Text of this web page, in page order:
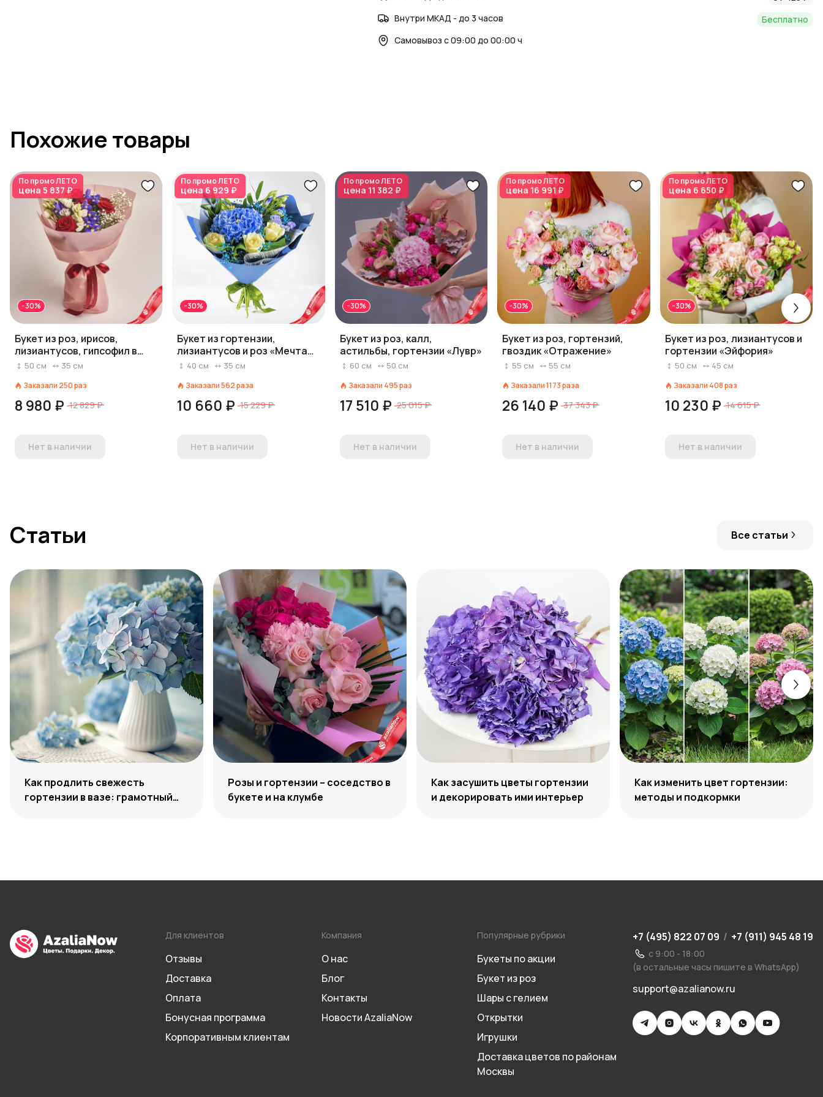
Внутри МКАД - до 3 часов
Бесплатно
Самовывоз с 09:00 до 00:00 ч
Похожие товары
По промоЛЕТО
цена 5 837 ₽
-30%
Букет из роз, ирисов,
лизиантусов, гипсофил в
кремовой бумаге
50 см 35 см
Заказали 250раз
8 980 ₽ 12 829 ₽
Нет в наличии
По промоЛЕТО
цена 6 929 ₽
-30%
Букет из гортензии,
лизиантусов и роз «Мечтаю
о тебе»
40 см 35 см
Заказали562раза
10 660 ₽ 15 229 ₽
Нет в наличии
По промоЛЕТО
цена 11 382 ₽
-30%
Букет из роз, калл,
астильбы, гортензии «Лувр»
60 см 50 см
Заказали 495раз
17 510 ₽ 25 015 ₽
Нет в наличии
По промоЛЕТО
цена 16 991 ₽
-30%
Букет из роз, гортензий,
гвоздик «Отражение»
55 см 55 см
Заказали1173раза
26 140 ₽ 37 343 ₽
Нет в наличии
По промоЛЕТО
цена 6 650 ₽
-30%
Букет из роз, лизиантусов и
гортензии «Эйфория»
50 см 45 см
Заказали 408раз
10 230 ₽ 14 615 ₽
Нет в наличии
Статьи Все статьи
Как продлить свежесть
гортензии в вазе: грамотный
Розы и гортензии – соседство в
букете и на клумбе
Как засушить цветы гортензии
и декорировать ими интерьер
Как изменить цвет гортензии:
методы и подкормки
Для клиентов
Отзывы
Доставка
Оплата
Бонусная программа
Корпоративным клиентам
Компания
О нас
Блог
Контакты
Новости AzaliaNow
Популярные рубрики
Букеты по акции
Букет из роз
Шары с гелием
Открытки
Игрушки
Доставка цветов по районам
Москвы
+7 (495) 822 07 09 / +7 (911) 945 48 19
с 9:00 - 18:00
(в остальные часы пишите в WhatsApp)
support@azalianow.ru